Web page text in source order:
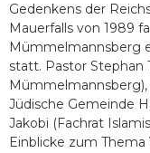
Gedenkens der
Mauerfalls von 1989
Mümmelmannsberg
statt. Pastor Stephan
Jüdische Gemeinde
Jakobi (Fachrat
Einblicke zum